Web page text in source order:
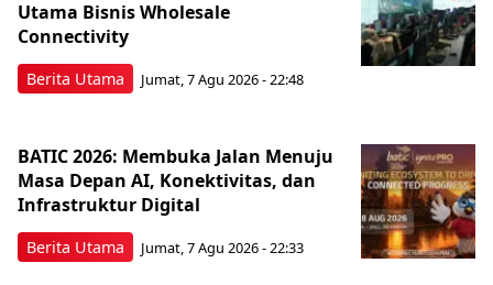
Berita Utama
Utama Bisnis Wholesale
Connectivity
Jumat, 7 Agu 2026 - 22:48
Berita Utama
BATIC 2026: Membuka Jalan Menuju
Masa Depan AI, Konektivitas, dan
Infrastruktur Digital
Jumat, 7 Agu 2026 - 22:33